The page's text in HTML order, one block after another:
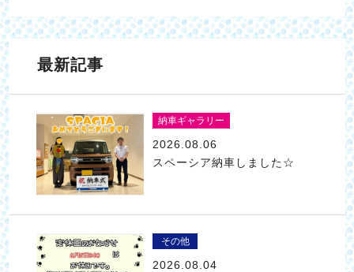
最新記事
納車ギャラリー
2026.08.06
スペーシア納車しました☆
その他
2026.08.04